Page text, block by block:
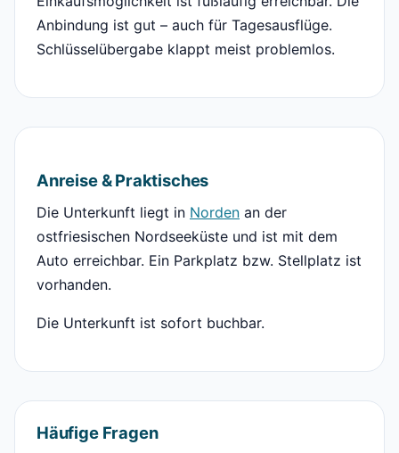
Anbindung ist gut – auch für Tagesausflüge.
Schlüsselübergabe klappt meist problemlos.
Anreise & Praktisches
Die Unterkunft liegt in Norden an der
ostfriesischen Nordseeküste und ist mit dem
Auto erreichbar. Ein Parkplatz bzw. Stellplatz ist
vorhanden.
Die Unterkunft ist sofort buchbar.
Häufige Fragen